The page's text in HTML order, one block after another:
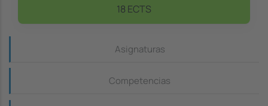
18 ECTS
Continguts_dretaAsignaturas
Competencias